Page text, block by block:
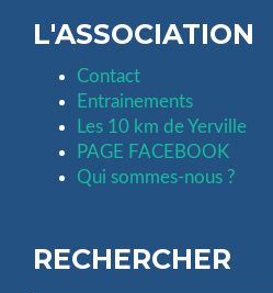
L'ASSOCIATION
Contact
Entrainements
Les 10 km de Yerville
PAGE FACEBOOK
Qui sommes-nous ?
RECHERCHER